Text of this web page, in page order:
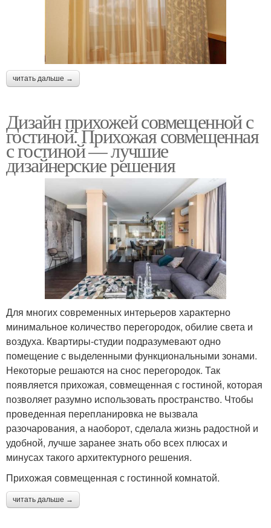
читать дальше →
Дизайн прихожей совмещенной с
гостиной. Прихожая совмещенная
с гостиной — лучшие
дизайнерские решения
Для многих современных интерьеров характерно
минимальное количество перегородок, обилие света и
воздуха. Квартиры-студии подразумевают одно
помещение с выделенными функциональными зонами.
Некоторые решаются на снос перегородок. Так
появляется прихожая, совмещенная с гостиной, которая
позволяет разумно использовать пространство. Чтобы
проведенная перепланировка не вызвала
разочарования, а наоборот, сделала жизнь радостной и
удобной, лучше заранее знать обо всех плюсах и
минусах такого архитектурного решения.
Прихожая совмещенная с гостинной комнатой.
читать дальше →